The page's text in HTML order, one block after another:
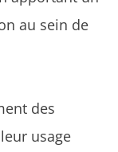
au sein de
des
usage